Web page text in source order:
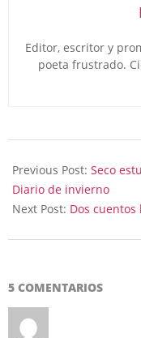
Editor, escritor y
poeta frustrado.
02-
22
Previous Post: Seco
Diario de invierno
Next Post: Dos cuentos
5 COMENTARIOS